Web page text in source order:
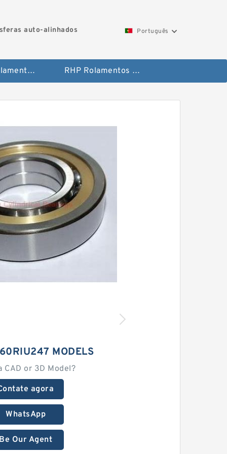
auto-alinhados Português
Toyana Rolamentos de agulha RHP Rolamentos de esferas auto-alinhados
MODELS
CAD or 3D Model?
agora
WhatsApp
Our Agent